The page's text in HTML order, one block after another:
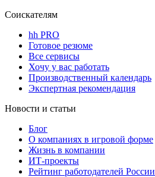
Соискателям
hh PRO
Готовое резюме
Все сервисы
Хочу у вас работать
Производственный календарь
Экспертная рекомендация
Новости и статьи
Блог
О компаниях в игровой форме
Жизнь в компании
ИТ-проекты
Рейтинг работодателей России